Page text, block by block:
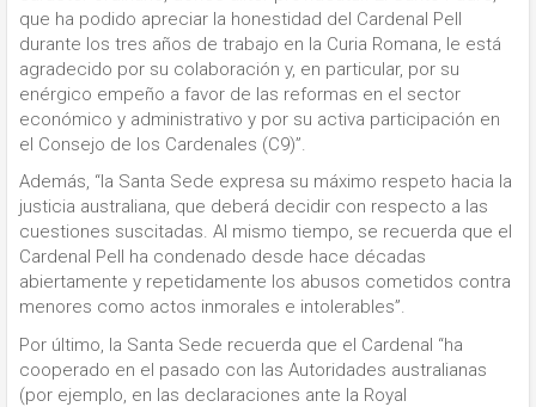
que ha podido apreciar la honestidad del Cardenal Pell
durante los tres años de trabajo en la Curia Romana, le está
agradecido por su colaboración y, en particular, por su
enérgico empeño a favor de las reformas en el sector
económico y administrativo y por su activa participación en
el Consejo de los Cardenales (C9)”.
Además, “la Santa Sede expresa su máximo respeto hacia la
justicia australiana, que deberá decidir con respecto a las
cuestiones suscitadas. Al mismo tiempo, se recuerda que el
Cardenal Pell ha condenado desde hace décadas
abiertamente y repetidamente los abusos cometidos contra
menores como actos inmorales e intolerables”.
Por último, la Santa Sede recuerda que el Cardenal “ha
cooperado en el pasado con las Autoridades australianas
(por ejemplo, en las declaraciones ante la Royal